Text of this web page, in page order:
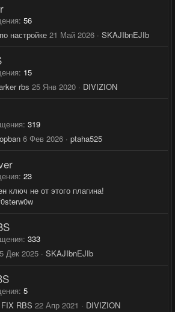
56
настройке 21 Май 2026 SKAJIbnEJIb
15
rbs 25 Янв 2020 DIVIZION
319
6 Фев 2026 ptaha525
23
ключ не от этого плагина!
333
5 Дек 2025 SKAJIbnEJIb
5
RBS 22 Апр 2021 DIVIZION